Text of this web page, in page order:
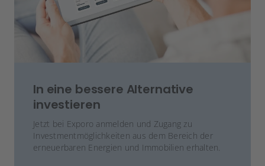
In eine bessere Alternative
investieren
Jetzt bei Exporo anmelden und Zugang zu
Investmentmöglichkeiten aus dem Bereich der
erneuerbaren Energien und Immobilien erhalten.